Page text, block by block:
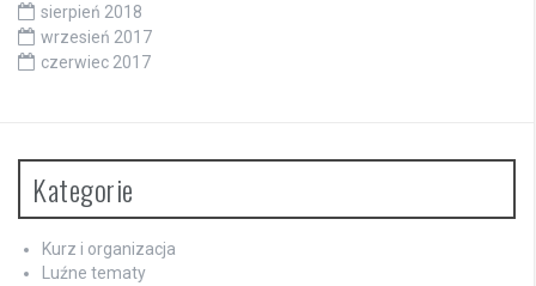
sierpień 2018
wrzesień 2017
czerwiec 2017
Kategorie
Kurz i organizacja
Luźne tematy